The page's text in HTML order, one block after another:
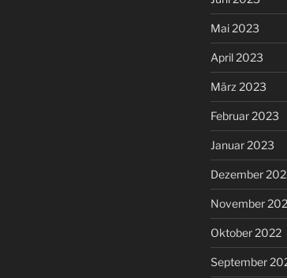
Mai 2023
April 2023
März 2023
Februar 2023
Januar 2023
Dezember
November
Oktober 2022
September